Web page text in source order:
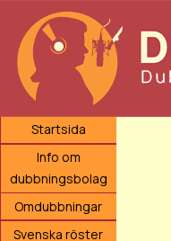
Startsida
Info om
dubbningsbolag
Omdubbningar
Svenska röster